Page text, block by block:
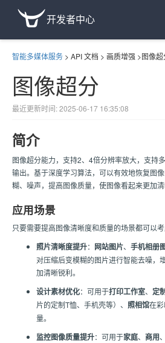
开发者中心
智能多媒体服务 > API 文档 > 画质增强 >图像超
图像超分
最近更新时间: 2025-06-17 16:35:08
简介
图像超分能力，支持2、4倍分辨率放大，支持
输出。基于深度学习算法，可以有效地恢复图
糊、噪声，提高图像质量，使图像看起来更加清
应用场景
只要需要提高图像清晰度和质量的场景都可以考
照片清晰度提升： 网站图片、 手机相册
对压缩后变模糊的图片进行智能去噪，
加清晰锐利。
设计素材优化：可用于打印工作室、 定
片的定制T恤、手机壳等）、 照相馆在
量。
监控图像质量提升：可用于家庭、 商用、